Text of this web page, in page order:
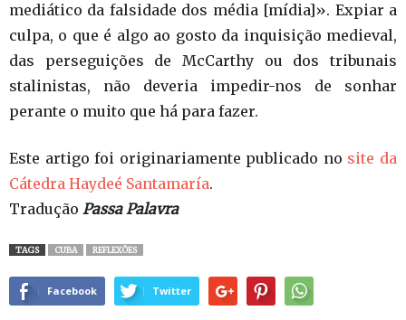
mediático da falsidade dos média [mídia]». Expiar a
culpa, o que é algo ao gosto da inquisição medieval,
das perseguições de McCarthy ou dos tribunais
stalinistas, não deveria impedir-nos de sonhar
perante o muito que há para fazer.
Este artigo foi originariamente publicado no site da
Cátedra Haydeé Santamaría.
Tradução Passa Palavra
TAGS CUBA REFLEXÕES
Facebook Twitter